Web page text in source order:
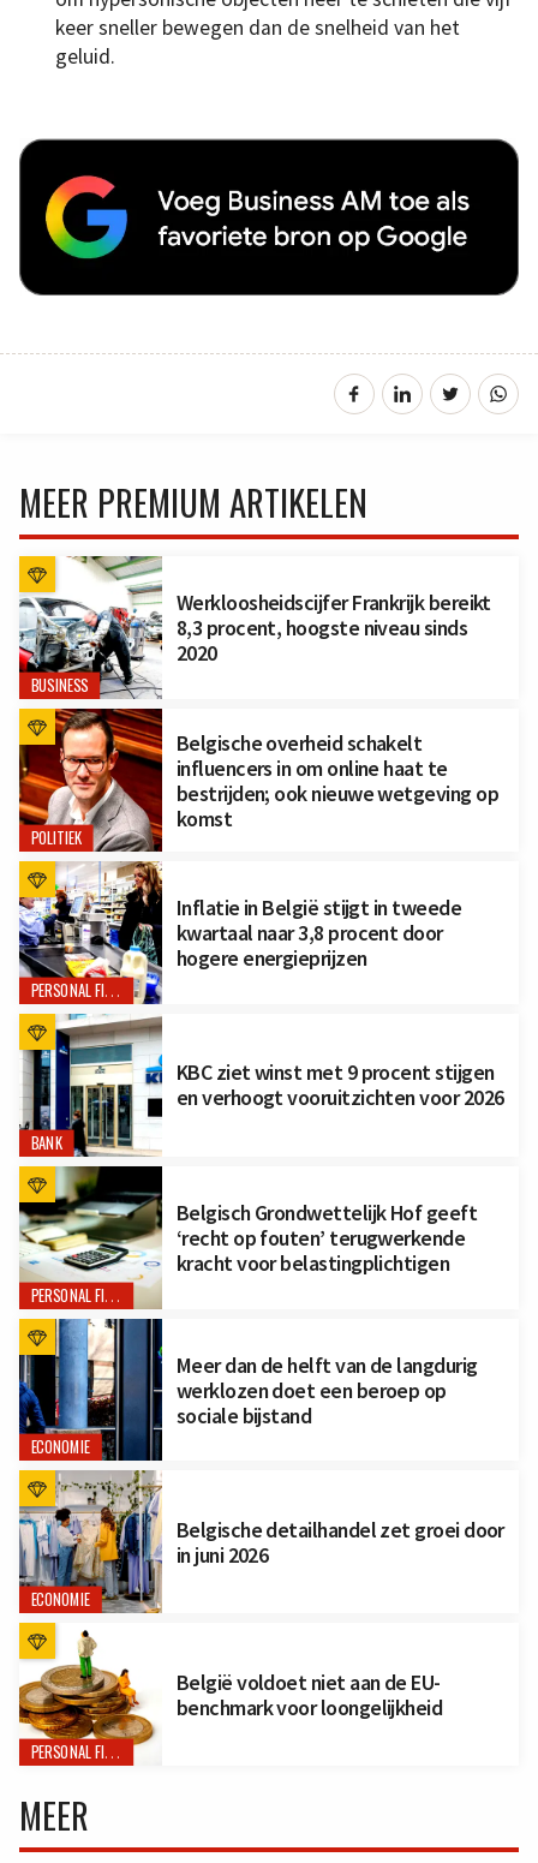
keer sneller bewegen dan de snelheid van het
geluid.
MEER PREMIUM ARTIKELEN
BUSINESS
Werkloosheidscijfer Frankrijk bereikt
8,3 procent, hoogste niveau sinds
2020
POLITIEK
Belgische overheid schakelt
influencers in om online haat te
bestrijden; ook nieuwe wetgeving op
komst
PERSONAL FINANCE
Inflatie in België stijgt in tweede
kwartaal naar 3,8 procent door
hogere energieprijzen
BANK
KBC ziet winst met 9 procent stijgen
en verhoogt vooruitzichten voor 2026
PERSONAL FINANCE
Belgisch Grondwettelijk Hof geeft
‘recht op fouten’ terugwerkende
kracht voor belastingplichtigen
ECONOMIE
Meer dan de helft van de langdurig
werklozen doet een beroep op
sociale bijstand
ECONOMIE
Belgische detailhandel zet groei door
in juni 2026
PERSONAL FINANCE
België voldoet niet aan de EU-
benchmark voor loongelijkheid
MEER